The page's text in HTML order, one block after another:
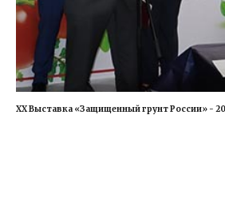
XX Выставка «Защищенный грунт России» -